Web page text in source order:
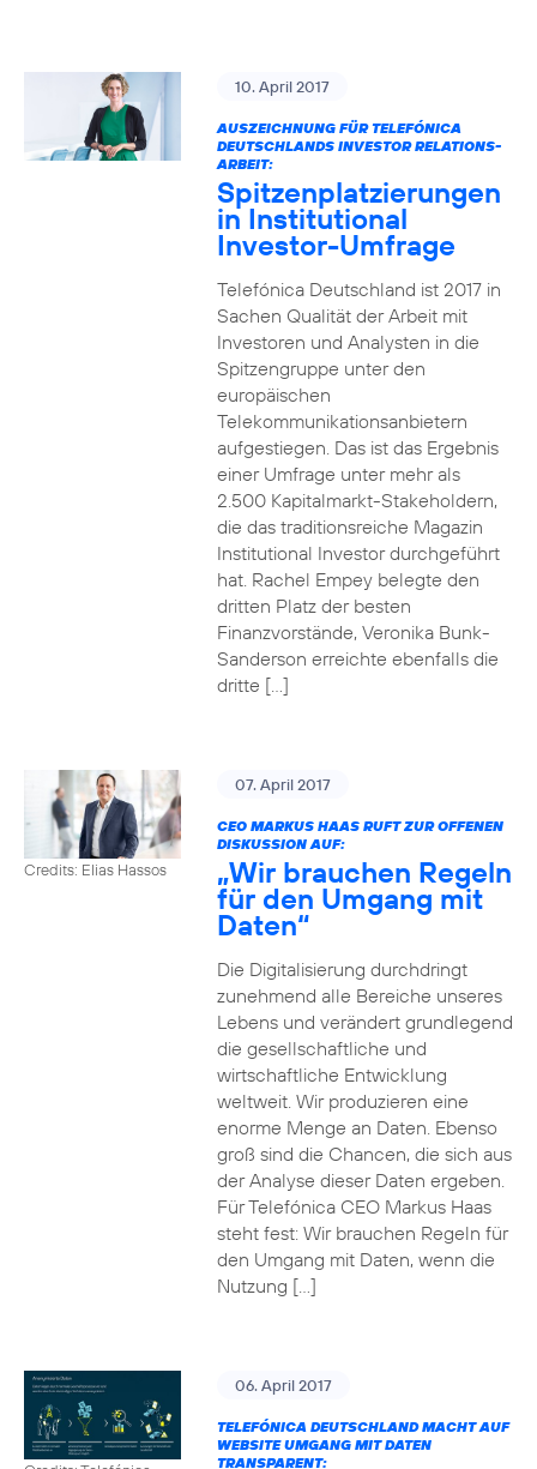
10. April 2017
AUSZEICHNUNG FÜR TELEFÓNICA
DEUTSCHLANDS INVESTOR RELATIONS-
ARBEIT:
Spitzenplatzierungen
in Institutional
Investor-Umfrage
Telefónica Deutschland ist 2017 in
Sachen Qualität der Arbeit mit
Investoren und Analysten in die
Spitzengruppe unter den
europäischen
Telekommunikationsanbietern
aufgestiegen. Das ist das Ergebnis
einer Umfrage unter mehr als
2.500 Kapitalmarkt-Stakeholdern,
die das traditionsreiche Magazin
Institutional Investor durchgeführt
hat. Rachel Empey belegte den
dritten Platz der besten
Finanzvorstände, Veronika Bunk-
Sanderson erreichte ebenfalls die
dritte […]
Credits: Elias Hassos
07. April 2017
CEO MARKUS HAAS RUFT ZUR OFFENEN
DISKUSSION AUF:
„Wir brauchen Regeln
für den Umgang mit
Daten“
Die Digitalisierung durchdringt
zunehmend alle Bereiche unseres
Lebens und verändert grundlegend
die gesellschaftliche und
wirtschaftliche Entwicklung
weltweit. Wir produzieren eine
enorme Menge an Daten. Ebenso
groß sind die Chancen, die sich aus
der Analyse dieser Daten ergeben.
Für Telefónica CEO Markus Haas
steht fest: Wir brauchen Regeln für
den Umgang mit Daten, wenn die
Nutzung […]
06. April 2017
TELEFÓNICA DEUTSCHLAND MACHT AUF
WEBSITE UMGANG MIT DATEN
TRANSPARENT: